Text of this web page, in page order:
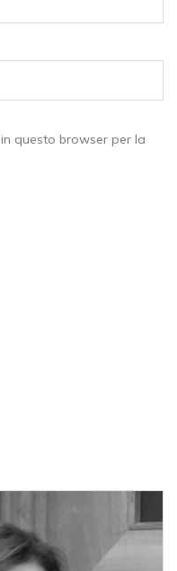
questo browser per la